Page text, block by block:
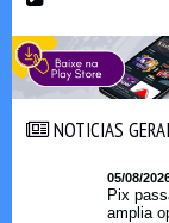
NOTICIAS
05/08/
Pix
amplia